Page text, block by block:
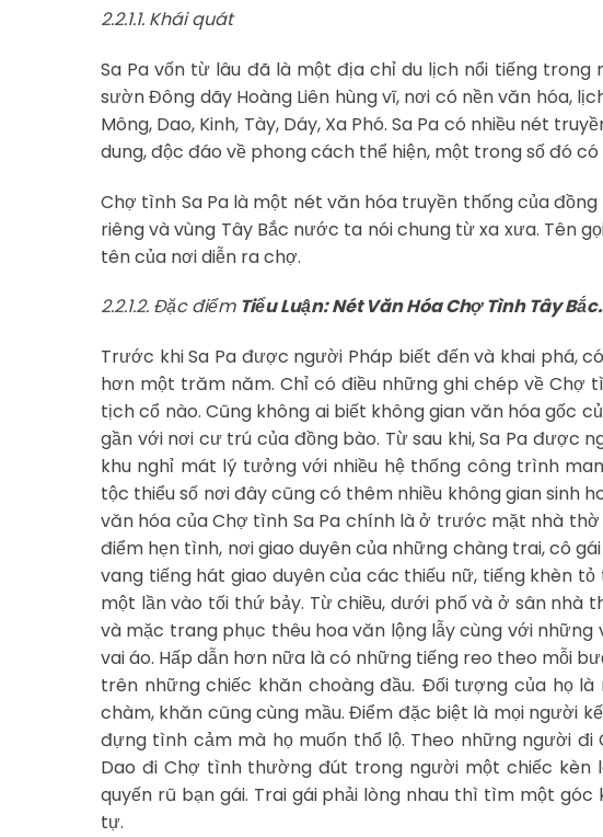
2.2.1.1. Khái quát
Sa Pa vốn từ lâu đã là một địa chỉ du lịch nổi tiếng trong
sườn Đông dãy Hoàng Liên hùng vĩ, nơi có nền văn hóa,
Mông, Dao, Kinh, Tày, Dáy, Xa Phó. Sa Pa có nhiều nét
dung, độc đáo về phong cách thể hiện, một trong số đó có
Chợ tình Sa Pa là một nét văn hóa truyền thống của
riêng và vùng Tây Bắc nước ta nói chung từ xa xưa. Tên
tên của nơi diễn ra chợ.
2.2.1.2. Đặc điểm Tiểu Luận: Nét Văn Hóa Chợ Tình Tây Bắc.
Trước khi Sa Pa được người Pháp biết đến và khai phá,
hơn một trăm năm. Chỉ có điều những ghi chép về
tịch cổ nào. Cũng không ai biết không gian văn hóa gốc
gần với nơi cư trú của đồng bào. Từ sau khi, Sa Pa được
khu nghỉ mát lý tưởng với nhiều hệ thống công trình
tộc thiểu số nơi đây cũng có thêm nhiều không gian sinh
văn hóa của Chợ tình Sa Pa chính là ở trước mặt nhà
điểm hẹn tình, nơi giao duyên của những chàng trai, cô
vang tiếng hát giao duyên của các thiếu nữ, tiếng khèn
một lần vào tối thứ bảy. Từ chiều, dưới phố và ở sân
và mặc trang phục thêu hoa văn lộng lẫy cùng với
vai áo. Hấp dẫn hơn nữa là có những tiếng reo theo mỗi
trên những chiếc khăn choàng đầu. Ðối tượng của họ
chàm, khăn cũng cùng mầu. Điểm đặc biệt là mọi người
đựng tình cảm mà họ muốn thổ lộ. Theo những người
Dao đi Chợ tình thường đút trong người một chiếc kèn
quyến rũ bạn gái. Trai gái phải lòng nhau thì tìm một
tự.